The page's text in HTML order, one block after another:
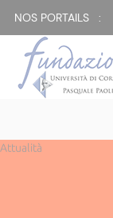
NOS PORTAILS :
Attualità